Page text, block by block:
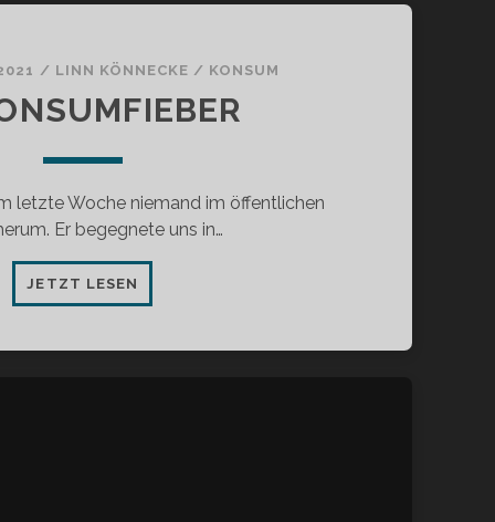
/ LINN KÖNNECKE / KONSUM
letzte Woche niemand im öffentlichen
Er begegnete uns in…
JETZT LESEN
KONSUMFIEBER